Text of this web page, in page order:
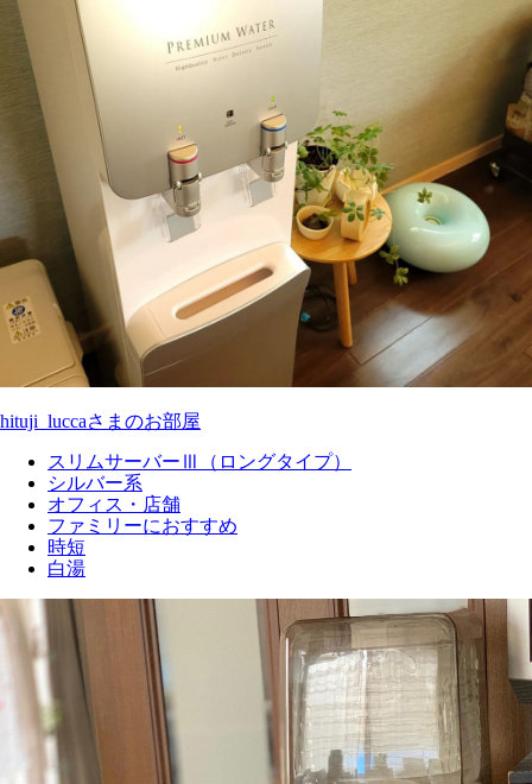
hituji_luccaさまのお部屋
スリムサーバーⅢ（ロングタイプ）
シルバー系
オフィス・店舗
ファミリーにおすすめ
時短
白湯